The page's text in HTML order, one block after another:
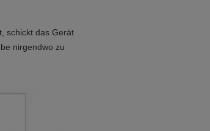
schickt das Gerät
nirgendwo zu